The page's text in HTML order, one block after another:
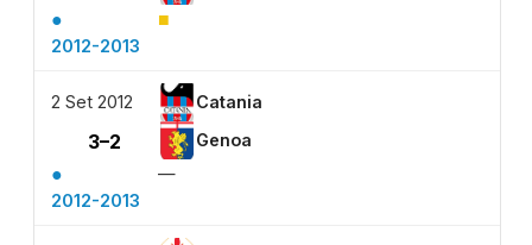
● ■
2012-2013
2 Set 2012 Catania
3–2 Genoa
●
—
2012-2013